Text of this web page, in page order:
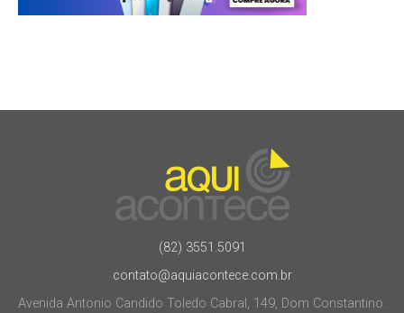
(82) 3551.5091
contato@aquiacontece.com.br
Avenida Antonio Candido Toledo Cabral, 149, Dom Constantino.